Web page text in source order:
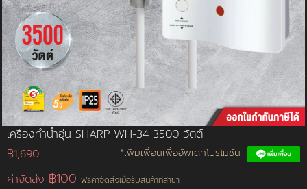
เครื่องทำน้ำอุ่น SHARP WH-34 3500 วัตต์
฿1,690
*เพิ่มเพื่อนเพื่ออัพเดทโปรโมชัน
ค่าจัดส่ง ฿100 ฟรีค่าจัดส่งเมื่อรับสินค้าที่สาขา
การซื้อของฉัน
🔥โปรโมชัน🔥
แคตตาล็อค
การชำระเงิน